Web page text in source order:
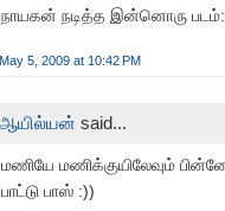
நாயகன் நடித்த இன்னொரு படம்:
May 5, 2009 at 10:42 PM
ஆயில்யன் said...
மணியே மணிக்குயிலேவும்
பாட்டு பாஸ் :))